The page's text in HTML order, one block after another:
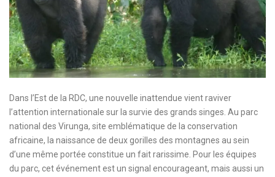
Dans l’Est de la RDC, une nouvelle inattendue vient raviver
l’attention internationale sur la survie des grands singes. Au parc
national des Virunga, site emblématique de la conservation
africaine, la naissance de deux gorilles des montagnes au sein
d’une même portée constitue un fait rarissime. Pour les équipes
du parc, cet événement est un signal encourageant, mais aussi un